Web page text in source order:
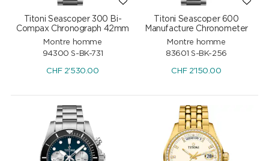
Titoni Seascoper 300 Bi-
Compax Chronograph 42mm
Montre homme
94300 S-BK-731
CHF2'530.00
Titoni Seascoper 600
Manufacture Chronometer
Montre homme
83601 S-BK-256
CHF2'150.00